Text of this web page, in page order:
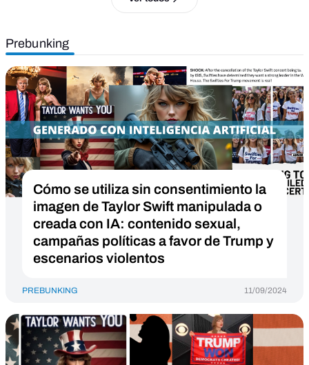
Prebunking
Cómo se utiliza sin consentimiento la
imagen de Taylor Swift manipulada o
creada con IA: contenido sexual,
campañas políticas a favor de Trump y
escenarios violentos
PREBUNKING 11/09/2024